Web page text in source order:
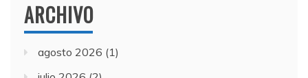
ARCHIVO
agosto 2026 (1)